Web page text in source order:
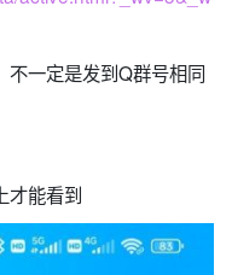
一定是发到Q群号相同
才能看到